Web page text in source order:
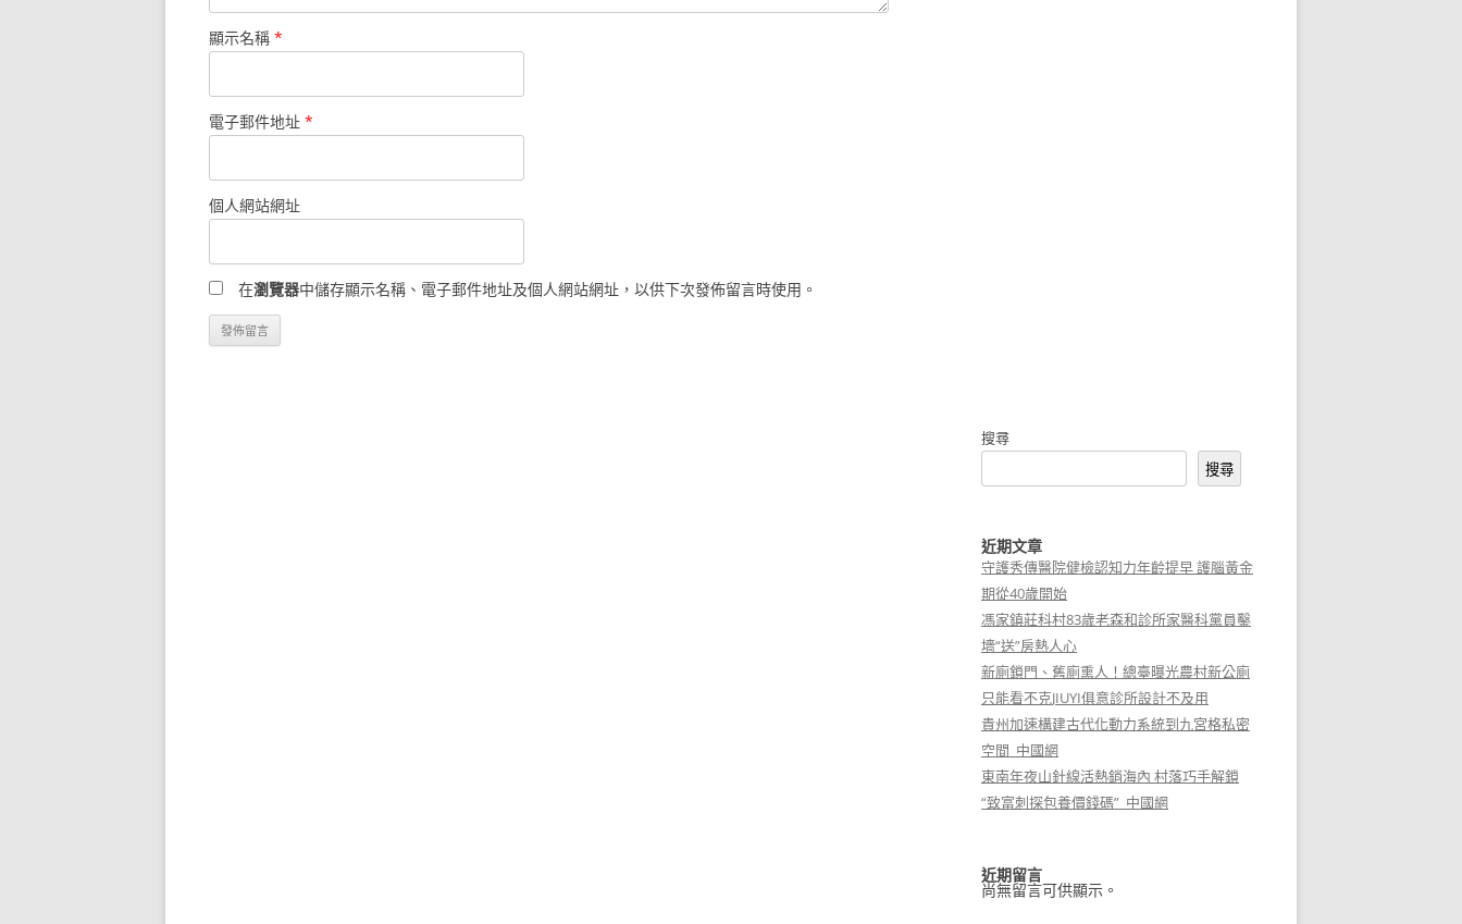
顯示名稱 *
電子郵件地址 *
個人網站網址
在瀏覽器中儲存顯示名稱、電子郵件地址及個人網站網址，以供下次發佈留言時使用。
搜尋
搜尋
近期文章
守護秀傳醫院健檢認知力年齡提早 護腦黃金
期從40歲開始
馮家鎮莊科村83歲老森和診所家醫科黨員鑿
墻“送”房熱人心
新廁鎖門、舊廁熏人！總臺曝光農村新公廁
只能看不克JIUYI俱意診所設計不及用
貴州加速構建古代化動力系統到九宮格私密
空間_中國網
東南年夜山針線活熱銷海內 村落巧手解鎖
“致富刺探包養價錢碼”_中國網
近期留言
尚無留言可供顯示。